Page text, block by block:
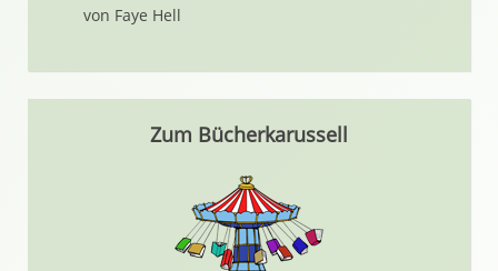
von Faye Hell
Zum Bücherkarussell